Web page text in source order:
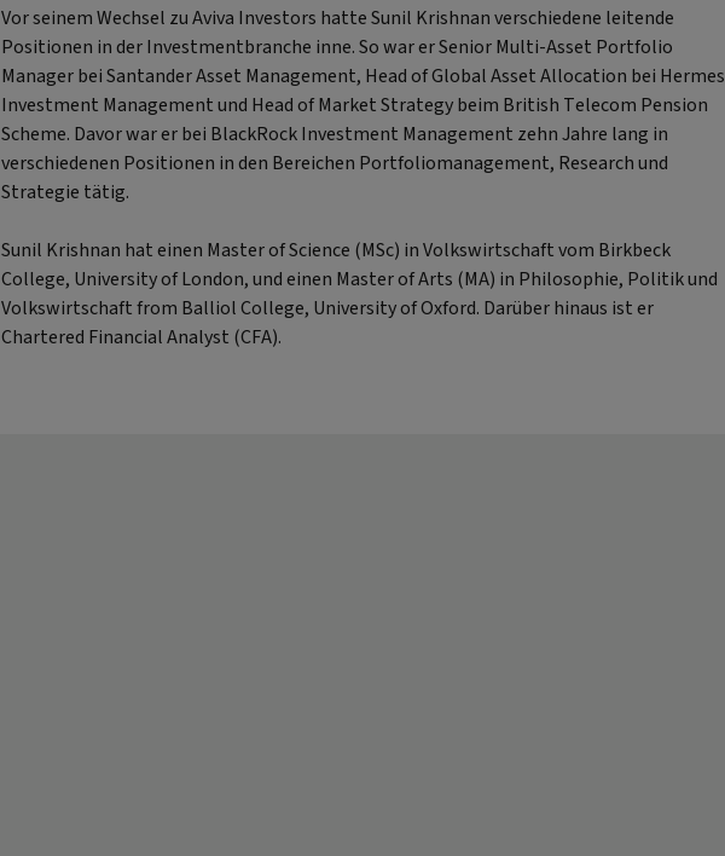
Vor seinem Wechsel zu Aviva Investors hatte Sunil Krishnan verschiedene leitende
Positionen in der Investmentbranche inne. So war er Senior Multi-Asset Portfolio
Manager bei Santander Asset Management, Head of Global Asset Allocation bei Hermes
Investment Management und Head of Market Strategy beim British Telecom Pension
Scheme. Davor war er bei BlackRock Investment Management zehn Jahre lang in
verschiedenen Positionen in den Bereichen Portfoliomanagement, Research und
Strategie tätig.
Sunil Krishnan hat einen Master of Science (MSc) in Volkswirtschaft vom Birkbeck
College, University of London, und einen Master of Arts (MA) in Philosophie, Politik und
Volkswirtschaft from Balliol College, University of Oxford. Darüber hinaus ist er
Chartered Financial Analyst (CFA).